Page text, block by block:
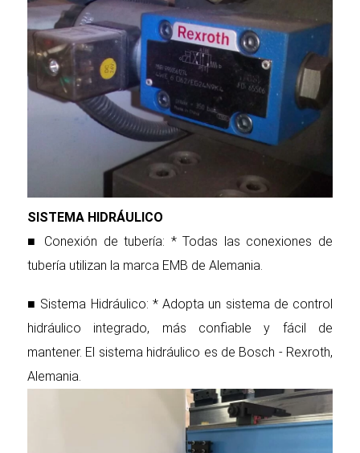
SISTEMA HIDRÁULICO
■ Conexión de tubería: * Todas las conexiones de
tubería utilizan la marca EMB de Alemania.
■ Sistema Hidráulico: * Adopta un sistema de control
hidráulico integrado, más confiable y fácil de
mantener. El sistema hidráulico es de Bosch - Rexroth,
Alemania.